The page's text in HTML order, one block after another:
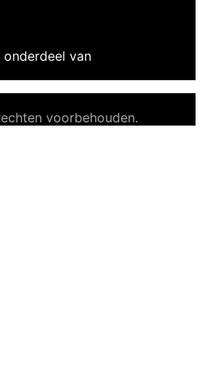
onderdeel van
voorbehouden.